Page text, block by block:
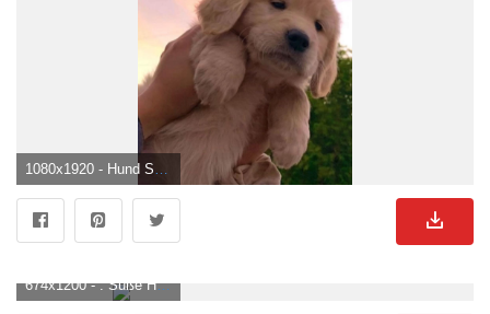
674x1200 - . Süße Hunde Hintergrundbild für Handy.